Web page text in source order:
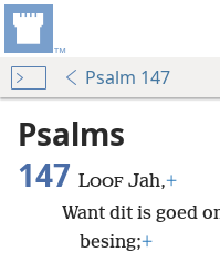
Psalm 147
Psalms
147 LOOF Jah,+
Want dit is goed
besing;+